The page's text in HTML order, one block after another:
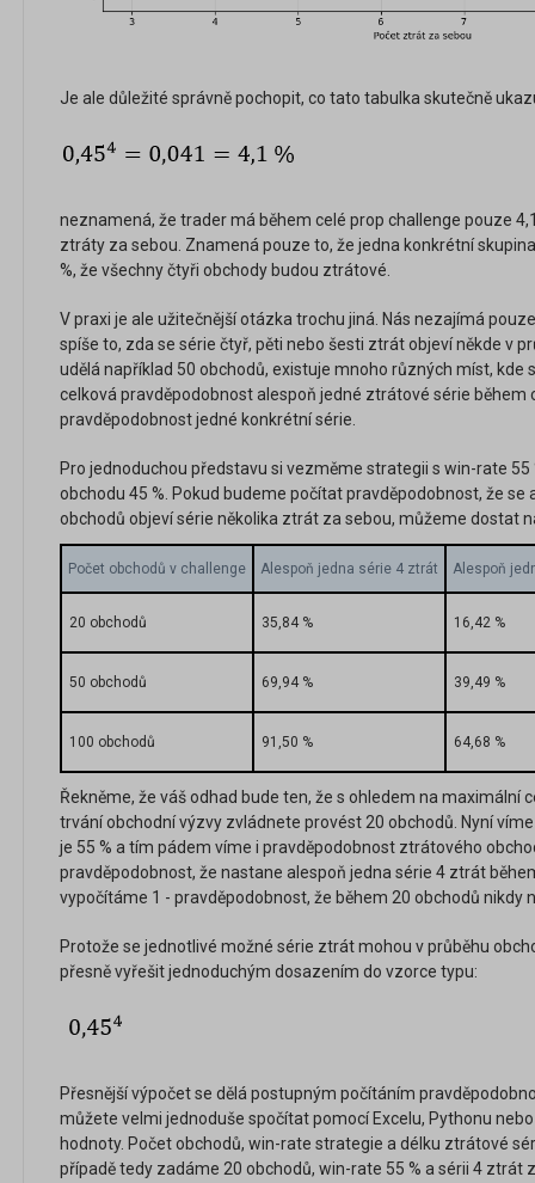
Je ale důležité správně pochopit, co tato tabulka skutečně
neznamená, že trader má během celé prop challenge pouze
ztráty za sebou. Znamená pouze to, že jedna konkrétní
%, že všechny čtyři obchody budou ztrátové.
V praxi je ale užitečnější otázka trochu jiná. Nás nezajímá
spíše to, zda se série čtyř, pěti nebo šesti ztrát objeví někde v
udělá například 50 obchodů, existuje mnoho různých míst, kde
celková pravděpodobnost alespoň jedné ztrátové série během
pravděpodobnost jedné konkrétní série.
Pro jednoduchou představu si vezměme strategii s win-rate
obchodu 45 %. Pokud budeme počítat pravděpodobnost, že
obchodů objeví série několika ztrát za sebou, můžeme dostat
Počet obchodů v challenge Alespoň jedna série 4 ztrát Alespoň
20 obchodů 35,84 % 16,42 %
50 obchodů 69,94 % 39,49 %
100 obchodů 91,50 % 64,68 %
Řekněme, že váš odhad bude ten, že s ohledem na
trvání obchodní výzvy zvládnete provést 20 obchodů. Nyní
je 55 % a tím pádem víme i pravděpodobnost ztrátového
pravděpodobnost, že nastane alespoň jedna série 4 ztrát
vypočítáme 1 - pravděpodobnost, že během 20 obchodů nikdy
Protože se jednotlivé možné série ztrát mohou v průběhu
přesně vyřešit jednoduchým dosazením do vzorce typu:
Přesnější výpočet se dělá postupným počítáním
můžete velmi jednoduše spočítat pomocí Excelu, Pythonu
hodnoty. Počet obchodů, win-rate strategie a délku ztrátové
případě tedy zadáme 20 obchodů, win-rate 55 % a sérii 4 ztrát